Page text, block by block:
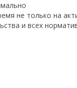
не только на
и всех